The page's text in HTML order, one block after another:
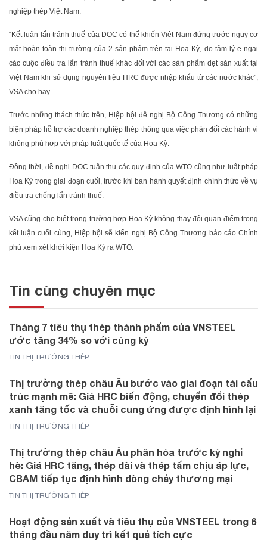
nghiệp thép Việt Nam.
“Kết luận lẩn tránh thuế của DOC có thể khiến Việt Nam đứng trước nguy cơ
mất hoàn toàn thị trường của 2 sản phẩm trên tại Hoa Kỳ, do tâm lý e ngại
các cuộc điều tra lẩn tránh thuế khác đối với các sản phẩm dẹt sản xuất tại
Việt Nam khi sử dụng nguyên liệu HRC được nhập khẩu từ các nước khác”,
VSA cho hay.
Trước những thách thức trên, Hiệp hội đề nghị Bộ Công Thương có những
biện pháp hỗ trợ các doanh nghiệp thép thông qua việc phản đối các hành vi
không phù hợp với pháp luật quốc tế của Hoa Kỳ.
Đồng thời, đề nghị DOC tuân thu các quy định của WTO cũng như luật pháp
Hoa Kỳ trong giai đoạn cuối, trước khi ban hành quyết định chính thức về vụ
điều tra chống lẩn tránh thuế.
VSA cũng cho biết trong trường hợp Hoa Kỳ không thay đổi quan điểm trong
kết luận cuối cùng, Hiệp hội sẽ kiến nghị Bộ Công Thương báo cáo Chính
phủ xem xét khởi kiện Hoa Kỳ ra WTO.
Tin cùng chuyên mục
Tháng 7 tiêu thụ thép thành phẩm của VNSTEEL
ước tăng 34% so với cùng kỳ
TIN THỊ TRƯỜNG THÉP
Thị trường thép châu Âu bước vào giai đoạn tái cấu
trúc mạnh mẽ: Giá HRC biến động, chuyển đổi thép
xanh tăng tốc và chuỗi cung ứng được định hình lại
TIN THỊ TRƯỜNG THÉP
Thị trường thép châu Âu phân hóa trước kỳ nghỉ
hè: Giá HRC tăng, thép dài và thép tấm chịu áp lực,
CBAM tiếp tục định hình dòng chảy thương mại
TIN THỊ TRƯỜNG THÉP
Hoạt động sản xuất và tiêu thụ của VNSTEEL trong 6
tháng đầu năm duy trì kết quả tích cực